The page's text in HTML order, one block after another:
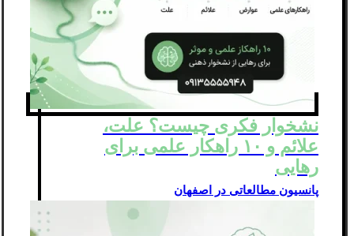
نشخوار فکری چیست؟ علت،
علائم و ۱۰ راهکار علمی برای
رهایی
پانسیون مطالعاتی در اصفهان